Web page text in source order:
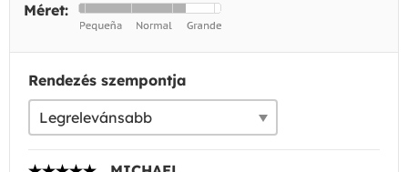
Méret:
Rendezés szempontja